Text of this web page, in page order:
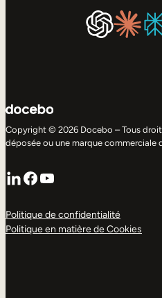
Copyright © 2026 Docebo – Tous
déposée ou une marque commerciale
LinkedIn
Facebook
YouTube
Politique de confidentialité
Politique en matière de Cookies